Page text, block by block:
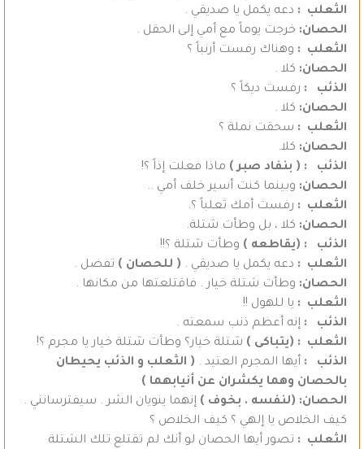
الثعلب : دعه يكمل يا صديقي .
الحصان: خرجت يوماً مع أمي إلى الحقل .
الثعلب : وهناك رفست أرنباً ؟
الحصان: كلا .
الذئب : رفست ديكاً ؟
الحصان: كلا .
الثعلب : سحقت نملة ؟
الحصان: كلا.
الذئب : ( بنفاد صبر ) ماذا فعلت إذاً ؟!
الحصان: وبينما كنت أسير خلف أمي ..
الثعلب
: رفست أمك ثعلباً ؟.
الحصان: كلا ، بل وطأت شتلة.
الذئب : (يقاطعه ) وطأت شتلة ؟!!
الثعلب : دعه يكمل يا صديقي . ( للحصان ) تفضل .
الحصان: وطأت شتلة خيار . فاقتلعتها من مكانها .
الثعلب : يا للهول !!
الذئب : إنه أعظم ذنب سمعته .
الثعلب : (يتباكى ) شتلة خيار؟ وطأت شتلة خيار يا مجرم ؟!
الذئب : أيها المجرم العتيد . ( الثعلب و الذئب يحيطان
بالحصان وهما يكشران عن أنيابهما )
الحصان: (لنفسه . بخوف ) إنهما ينويان الشر . سيفترسانني .
كيف الخلاص يا إلهي ؟ كيف الخلاص ؟
الثعلب : تصور أيها الحصان لو أنك لم تقتلع تلك الشتلة